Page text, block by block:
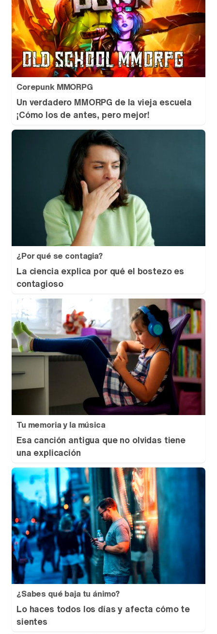
Corepunk MMORPG
Un verdadero MMORPG de la vieja escuela
¡Cómo los de antes, pero mejor!
¿Por qué se contagia?
La ciencia explica por qué el bostezo es
contagioso
Tu memoria y la música
Esa canción antigua que no olvidas tiene
una explicación
¿Sabes qué baja tu ánimo?
Lo haces todos los días y afecta cómo te
sientes